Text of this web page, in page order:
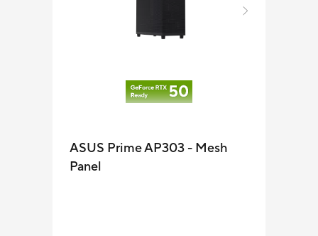
ASUS Prime AP303 - Mesh
Panel